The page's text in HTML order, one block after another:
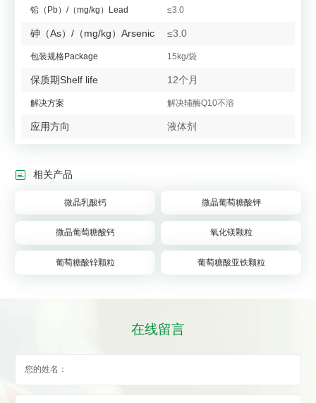
铅（Pb）/（mg/kg）Lead ≤3.0
砷（As）/（mg/kg）Arsenic ≤3.0
包装规格Package 15kg/袋
保质期Shelf life 12个月
解决方案 解决辅酶Q10不溶
应用方向 液体剂
 相关产品
微晶乳酸钙 微晶葡萄糖酸钾
微晶葡萄糖酸钙 氧化镁颗粒
葡萄糖酸锌颗粒 葡萄糖酸亚铁颗粒
在线留言
您的姓名：